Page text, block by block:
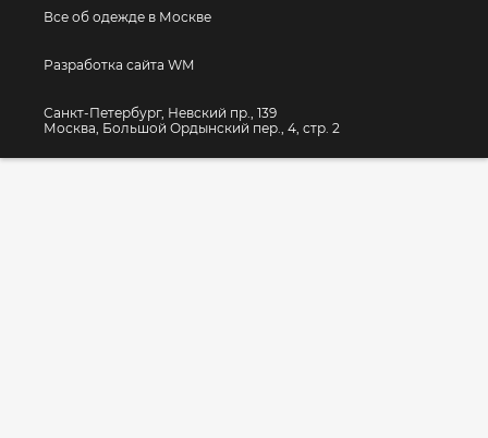
Все об одежде в Москве
Разработка сайта WM
Санкт-Петербург, Невский пр., 139
Москва, Большой Ордынский пер., 4, стр. 2